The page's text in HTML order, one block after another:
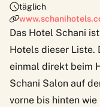
täglich
Das Hotel Schani
Hotels dieser Liste.
einmal direkt beim
Schani Salon auf
vorne bis hinten